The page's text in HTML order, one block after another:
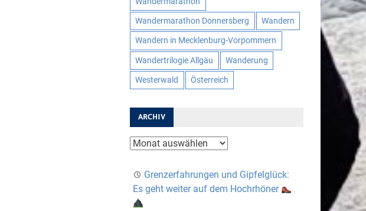
Wandermarathon Donnersberg Wandern
Wandern in Mecklenburg-Vorpommern
Wandertrilogie Allgäu Wanderung
Westerwald Österreich
ARCHIV
Archiv
Grenzerfahrungen und Gipfelglück:
Es geht weiter auf dem Hochrhöner